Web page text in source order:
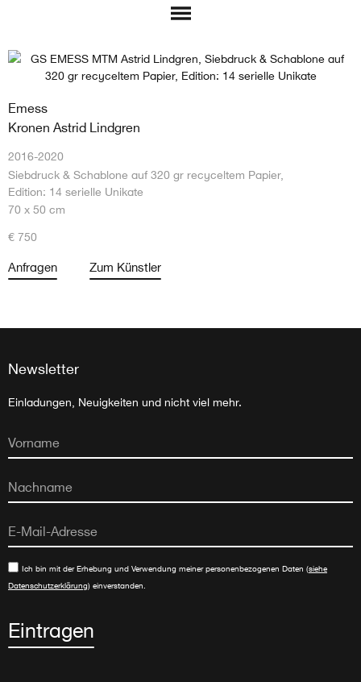
Emess
Kronen Astrid Lindgren
2016-2020
Siebdruck & Schablone auf 320 gr recyceltem Papier,
Edition: 14 serielle Unikate
70 x 50 cm
€ 750
Anfragen Zum Künstler
Newsletter
Einladungen, Neuigkeiten und nicht viel mehr.
Ich bin mit der Erhebung und Verwendung meiner personenbezogenen Daten (siehe
Datenschutzerklärung) einverstanden.
Eintragen